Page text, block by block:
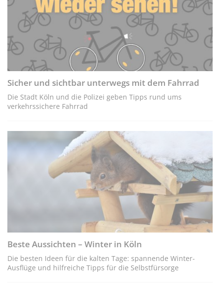
Sicher und sichtbar unterwegs mit dem Fahrrad
Die Stadt Köln und die Polizei geben Tipps rund ums
verkehrssichere Fahrrad
Beste Aussichten – Winter in Köln
Die besten Ideen für die kalten Tage: spannende Winter-
Ausflüge und hilfreiche Tipps für die Selbstfürsorge